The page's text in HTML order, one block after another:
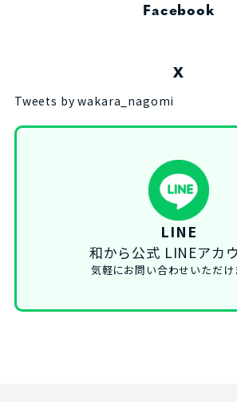
Facebook
X
Tweets by wakara_nagomi
LINE
和から公式 LINEアカ
気軽にお問い合わせいただけ